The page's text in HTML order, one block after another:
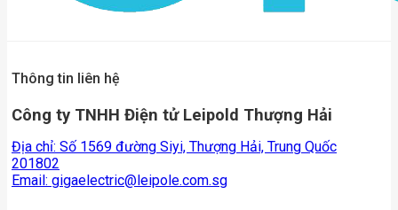
Thông tin liên hệ
Công ty TNHH Điện tử Leipold Thượng Hải
Địa chỉ: Số 1569 đường Siyi, Thượng Hải, Trung Quốc
201802
Email: gigaelectric@leipole.com.sg